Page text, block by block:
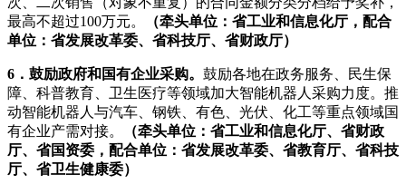
最高不超过100万元。
（牵头单位：省工业和信息化厅，配合
单位：省发展改革委、省科技厅、省财政厅）
6．鼓励政府和国有企业采购。 鼓励各地在政务服务、民生保
障、科普教育、卫生医疗等领域加大智能机器人采购力度。推
动智能机器人与汽车、钢铁、有色、光伏、化工等重点领域国
有企业产需对接。
（牵头单位：省工业和信息化厅、省财政
厅、省国资委，配合单位：省发展改革委、省教育厅、省科技
厅、省卫生健康委）